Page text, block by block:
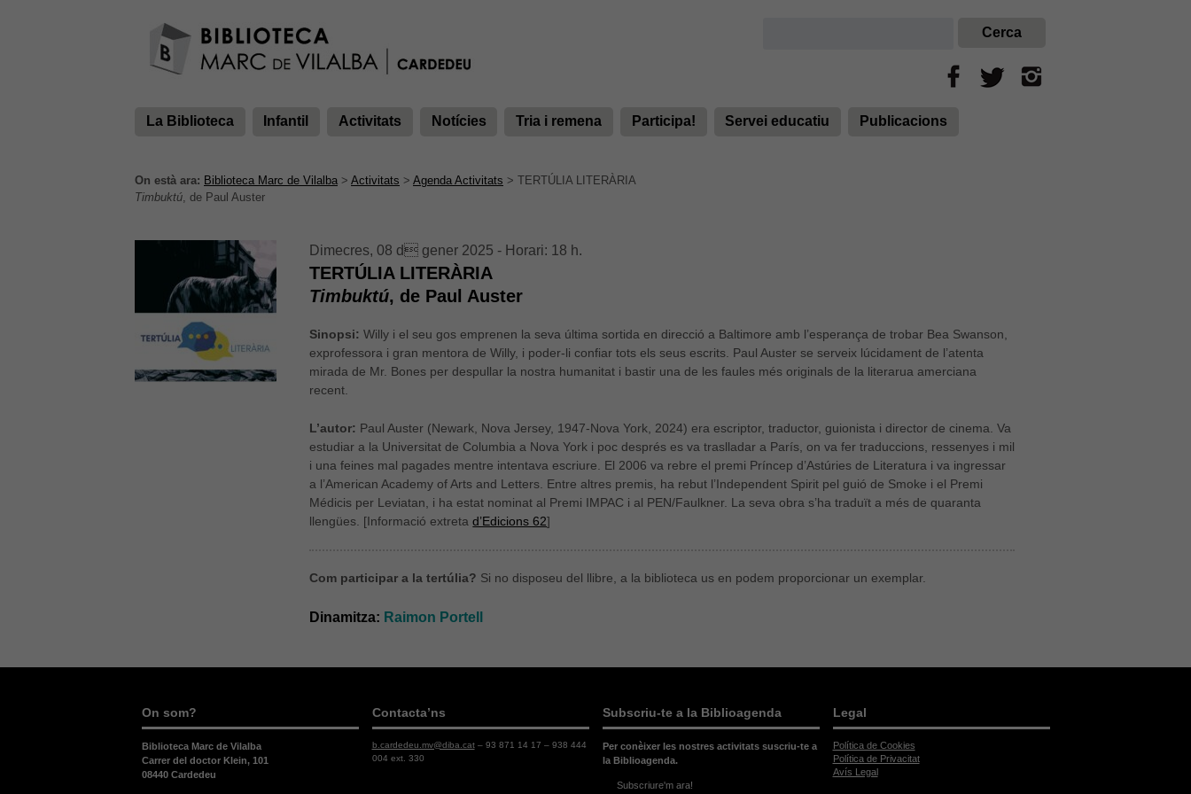
La Biblioteca Infantil Activitats Notícies Tria i remena Participa! Servei educatiu Publicacions
On està ara: Biblioteca Marc de Vilalba > Activitats > Agenda Activitats > TERTÚLIA LITERÀRIA
Timbuktú, de Paul Auster
Dimecres, 08 d gener 2025 - Horari: 18 h.
TERTÚLIA LITERÀRIA
Timbuktú, de Paul Auster
Sinopsi: Willy i el seu gos emprenen la seva última sortida en direcció a Baltimore amb l’esperança de trobar Bea Swanson,
exprofessora i gran mentora de Willy, i poder-li confiar tots els seus escrits. Paul Auster se serveix lúcidament de l’atenta
mirada de Mr. Bones per despullar la nostra humanitat i bastir una de les faules més originals de la literarua amerciana
recent.
L’autor: Paul Auster (Newark, Nova Jersey, 1947-Nova York, 2024) era escriptor, traductor, guionista i director de cinema. Va
estudiar a la Universitat de Columbia a Nova York i poc després es va traslladar a París, on va fer traduccions, ressenyes i mil
i una feines mal pagades mentre intentava escriure. El 2006 va rebre el premi Príncep d’Astúries de Literatura i va ingressar
a l’American Academy of Arts and Letters. Entre altres premis, ha rebut l’Independent Spirit pel guió de Smoke i el Premi
Médicis per Leviatan, i ha estat nominat al Premi IMPAC i al PEN/Faulkner. La seva obra s’ha traduït a més de quaranta
llengües. [Informació extretad’Edicions 62]
Com participar a la tertúlia? Si no disposeu del llibre, a la biblioteca us en podem proporcionar un exemplar.
Dinamitza: Raimon Portell
On som?
Biblioteca Marc de Vilalba
Carrer del doctor Klein, 101
08440 Cardedeu
Contacta’ns
b.cardedeu.mv@diba.cat– 93 871 14 17 – 938 444
004 ext. 330
Subscriu-te a la Biblioagenda
Per conèixer les nostres activitats suscriu-te a
la Biblioagenda.
Subscriure'm ara!
Legal
Política de Cookies
Política de Privacitat
Avís Legal